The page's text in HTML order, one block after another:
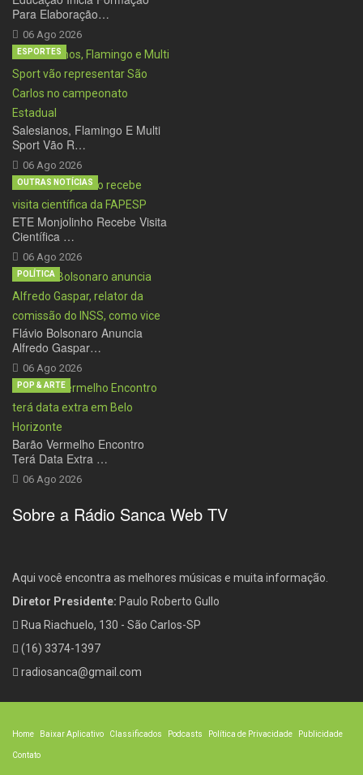
Para Elaboração…
06 Ago 2026
Salesianos, Flamingo E Multi
Sport Vão R…
06 Ago 2026
ESPORTES
ETE Monjolinho Recebe Visita
Científica …
06 Ago 2026
OUTRAS NOTÍCIAS
Flávio Bolsonaro Anuncia
Alfredo Gaspar…
06 Ago 2026
POLÍTICA
Barão Vermelho Encontro
Terá Data Extra …
06 Ago 2026
POP & ARTE
Sobre a Rádio Sanca Web TV
Aqui você encontra as melhores músicas e muita informação.
Diretor Presidente: Paulo Roberto Gullo
Rua Riachuelo, 130 - São Carlos-SP
(16) 3374-1397
radiosanca@gmail.com
Home Baixar Aplicativo Classificados Podcasts Política de Privacidade Publicidade
Contato